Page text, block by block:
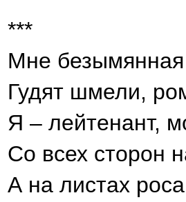
***
Мне
Гудят шмели,
Я – лейтенант,
Со всех сторон
А на листах